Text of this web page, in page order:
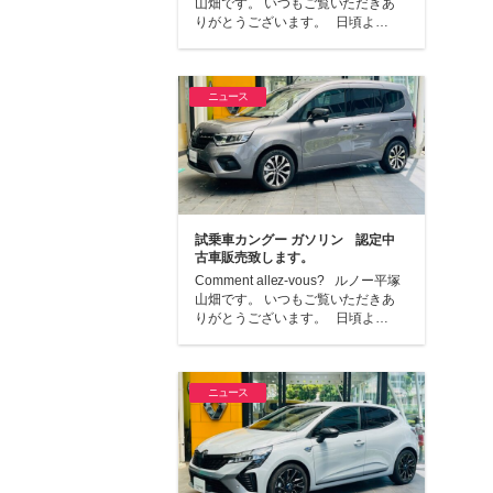
りがとうございます。 日頃よ…
ニュース
試乗車カングー ガソリン 認定中
古車販売致します。
Comment allez-vous? ルノー平塚
山畑です。 いつもご覧いただきあ
りがとうございます。 日頃よ…
ニュース